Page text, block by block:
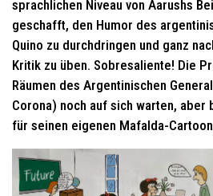
sprachlichen Niveau von Aarushs
geschafft, den Humor des
Quino zu durchdringen und ganz
Kritik zu üben. Sobresaliente! Die
Räumen des Argentinischen
Corona) noch auf sich warten,
für seinen eigenen Mafalda-